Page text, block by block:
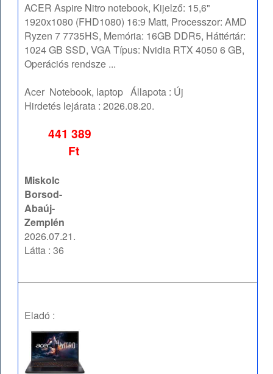
ACER Aspire Nitro notebook, Kijelző: 15,6"
1920x1080 (FHD1080) 16:9 Matt, Processzor: AMD
Ryzen 7 7735HS, Memória: 16GB DDR5, Háttértár:
1024 GB SSD, VGA Típus: Nvidia RTX 4050 6 GB,
Operációs rendsze ...
Acer Notebook, laptop Állapota : Új
Hirdetés lejárata :2026.08.20.
441 389
Ft
Miskolc
Borsod-
Abaúj-
Zemplén
2026.07.21.
Látta : 36
Eladó :